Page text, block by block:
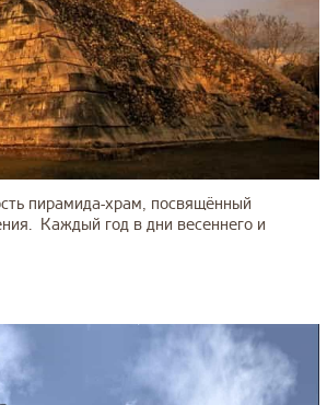
пирамида-храм, посвящённый
Каждый год в дни весеннего и